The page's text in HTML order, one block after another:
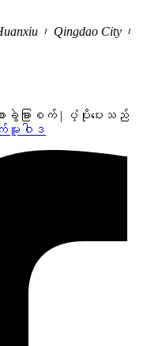
၊ Qingdao City၊
ြားစက် | ပံ့ပိုးပေးသည်
မူဝါဒ